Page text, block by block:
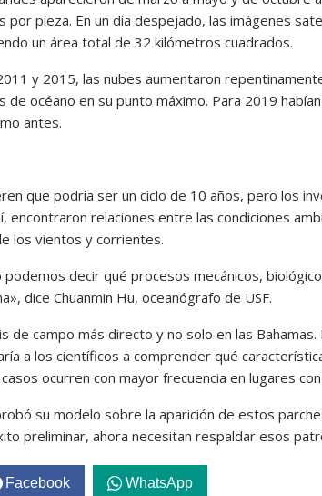
por pieza. En un día despejado, las imágenes
un área total de 32 kilómetros cuadrados.
y 2015, las nubes aumentaron
de océano en su punto máximo. Para 2019
antes.
que podría ser un ciclo de 10 años, pero los
encontraron relaciones entre las condiciones
los vientos y corrientes.
podemos decir qué procesos mecánicos,
dice Chuanmin Hu, oceanógrafo de USF.
de campo más directo y no solo en las
a los científicos a comprender qué
ocurren con mayor frecuencia en lugares
su modelo sobre la aparición de estos
preliminar, ahora necesitan respaldar esos
Facebook WhatsApp